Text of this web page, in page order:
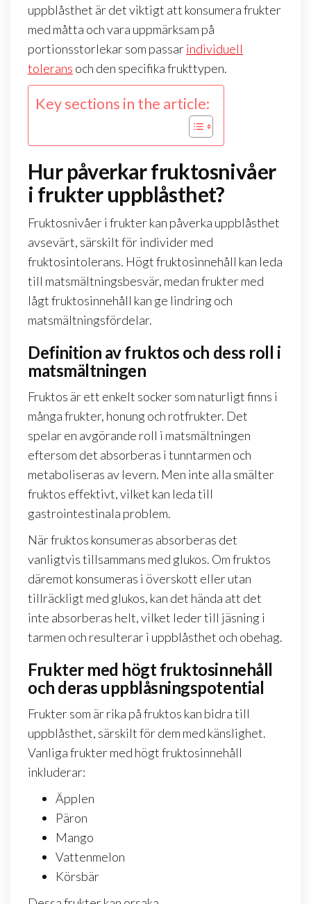
uppblåsthet är det viktigt att konsumera frukter
med måtta och vara uppmärksam på
portionsstorlekar som passarindividuell
tolerans och den specifika frukttypen.
Key sections in the article:
Hur påverkar fruktosnivåer
i frukter uppblåsthet?
Fruktosnivåer i frukter kan påverka uppblåsthet
avsevärt, särskilt för individer med
fruktosintolerans. Högt fruktosinnehåll kan leda
till matsmältningsbesvär, medan frukter med
lågt fruktosinnehåll kan ge lindring och
matsmältningsfördelar.
Definition av fruktos och dess roll i
matsmältningen
Fruktos är ett enkelt socker som naturligt finns i
många frukter, honung och rotfrukter. Det
spelar en avgörande roll i matsmältningen
eftersom det absorberas i tunntarmen och
metaboliseras av levern. Men inte alla smälter
fruktos effektivt, vilket kan leda till
gastrointestinala problem.
När fruktos konsumeras absorberas det
vanligtvis tillsammans med glukos. Om fruktos
däremot konsumeras i överskott eller utan
tillräckligt med glukos, kan det hända att det
inte absorberas helt, vilket leder till jäsning i
tarmen och resulterar i uppblåsthet och obehag.
Frukter med högt fruktosinnehåll
och deras uppblåsningspotential
Frukter som är rika på fruktos kan bidra till
uppblåsthet, särskilt för dem med känslighet.
Vanliga frukter med högt fruktosinnehåll
inkluderar:
Äpplen
Päron
Mango
Vattenmelon
Körsbär